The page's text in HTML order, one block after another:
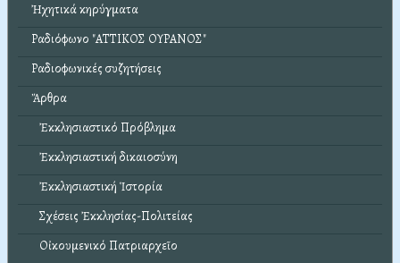
Ἠχητικά κηρύγματα
Ραδιόφωνο "ΑΤΤΙΚΟΣ ΟΥΡΑΝΟΣ"
Ραδιοφωνικές συζητήσεις
Ἄρθρα
Ἐκκλησιαστικό Πρόβλημα
Ἐκκλησιαστική δικαιοσύνη
Ἐκκλησιαστική Ἱστορία
Σχέσεις Ἐκκλησίας-Πολιτείας
Οἰκουμενικό Πατριαρχεῖο